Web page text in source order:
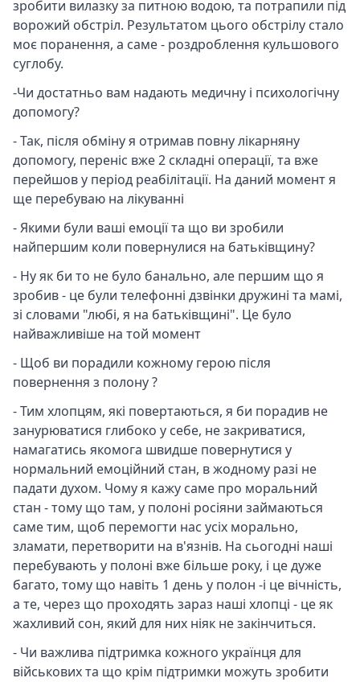
зробити вилазку за питною водою, та потрапили під
ворожий обстріл. Результатом цього обстрілу стало
моє поранення, а саме - роздроблення кульшового
суглобу.
-Чи достатньо вам надають медичну і психологічну
допомогу?
- Так, після обміну я отримав повну лікарняну
допомогу, переніс вже 2 складні операції, та вже
перейшов у період реабілітації. На даний момент я
ще перебуваю на лікуванні
- Якими були ваші емоції та що ви зробили
найпершим коли повернулися на батьківщину?
- Ну як би то не було банально, але першим що я
зробив - це були телефонні дзвінки дружині та мамі,
зі словами "любі, я на батьківщині". Це було
найважливіше на той момент
- Щоб ви порадили кожному герою після
повернення з полону ?
- Тим хлопцям, які повертаються, я би порадив не
занурюватися глибоко у себе, не закриватися,
намагатись якомога швидше повернутися у
нормальний емоційний стан, в жодному разі не
падати духом. Чому я кажу саме про моральний
стан - тому що там, у полоні росіяни займаються
саме тим, щоб перемогти нас усіх морально,
зламати, перетворити на в'язнів. На сьогодні наші
перебувають у полоні вже більше року, і це дуже
багато, тому що навіть 1 день у полон -і це вічність,
а те, через що проходять зараз наші хлопці - це як
жахливий сон, який для них ніяк не закінчиться.
- Чи важлива підтримка кожного українця для
військових та що крім підтримки можуть зробити